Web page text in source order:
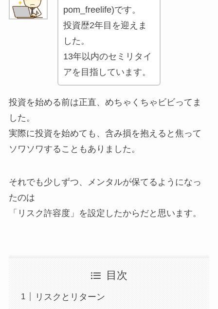
pom_freelife)です。
投資歴2年目を迎えま
した。
13年以内のセミリタイ
アを目指しています。
投資を始める前は正直、めちゃくちゃビビってま
した。
実際に投資を始めても、含み損を抱えると焦って
ソワソワすることもありました。
それでも少しずつ、メンタルが保てるようになっ
たのは
「 リスク許容度 」を設定したからだと思います。
目次
リスクとリターン